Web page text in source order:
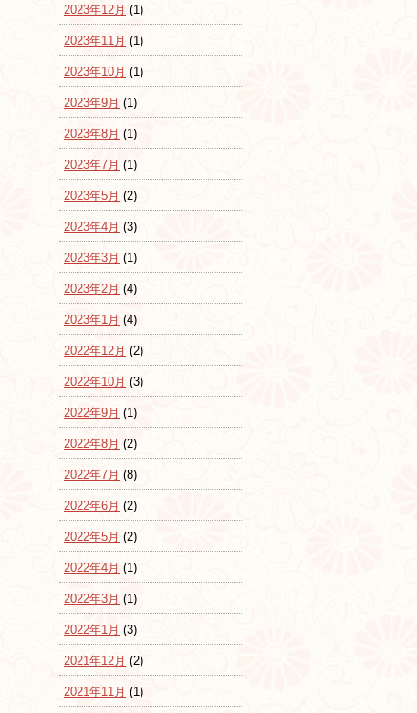
2023年12月 (1)
2023年11月 (1)
2023年10月 (1)
2023年9月 (1)
2023年8月 (1)
2023年7月 (1)
2023年5月 (2)
2023年4月 (3)
2023年3月 (1)
2023年2月 (4)
2023年1月 (4)
2022年12月 (2)
2022年10月 (3)
2022年9月 (1)
2022年8月 (2)
2022年7月 (8)
2022年6月 (2)
2022年5月 (2)
2022年4月 (1)
2022年3月 (1)
2022年1月 (3)
2021年12月 (2)
2021年11月 (1)